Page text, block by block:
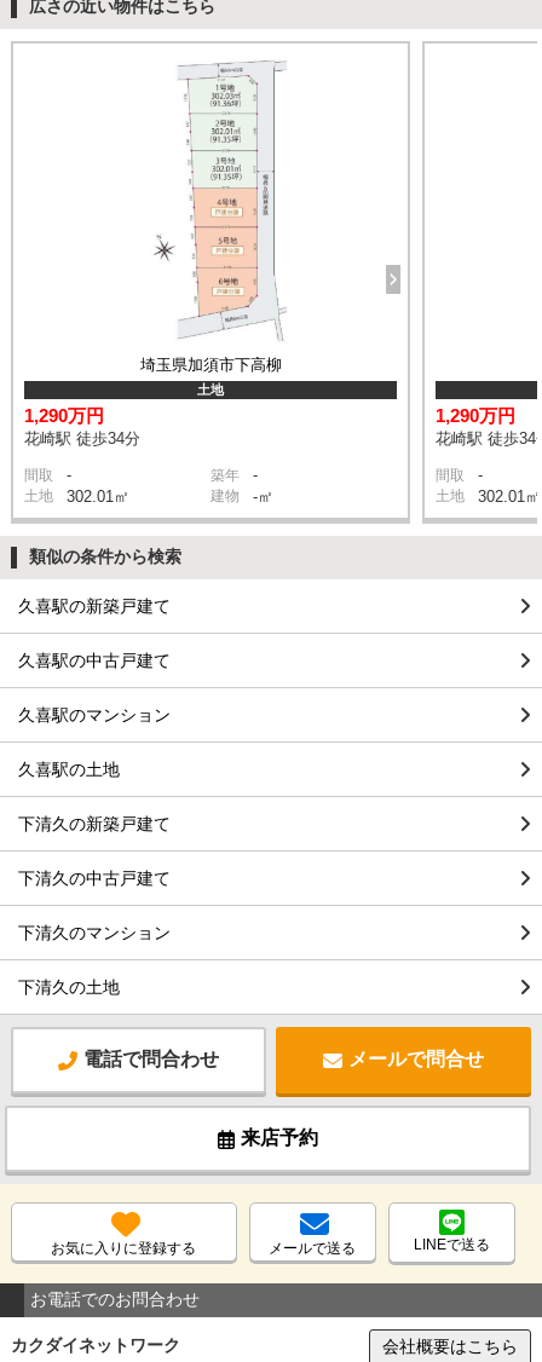
広さの近い物件はこちら
埼玉県加須市下高柳
土地
1,290万円
花崎駅 徒歩34分
間取 - 築年 -
土地 302.01㎡ 建物 -㎡
1,290万円
花崎駅 徒歩34
間取 -
土地 302.01㎡
類似の条件から検索
久喜駅の新築戸建て
久喜駅の中古戸建て
久喜駅のマンション
久喜駅の土地
下清久の新築戸建て
下清久の中古戸建て
下清久のマンション
下清久の土地
電話で問合わせ メールで問合せ
来店予約
お気に入りに登録する メールで送る LINEで送る
お電話でのお問合わせ
カクダイネットワーク 会社概要はこちら